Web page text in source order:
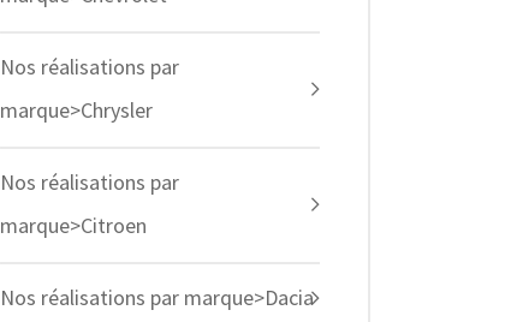
Nos réalisations par
marque>Chrysler
Nos réalisations par
marque>Citroen
Nos réalisations par marque>Dacia